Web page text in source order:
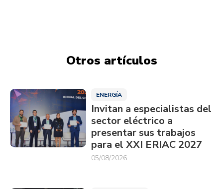
Otros artículos
ENERGÍA
Invitan a especialistas del
sector eléctrico a
presentar sus trabajos
para el XXI ERIAC 2027
05/08/2026